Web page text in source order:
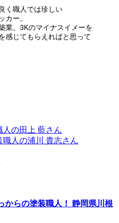
く職人では珍しい
カー。
業。3Kのマイナスイメーを
感じてもらえればと思って
の田上 藍さん
人の浦川 貴志さん
からの塗装職人！ 静岡県川根